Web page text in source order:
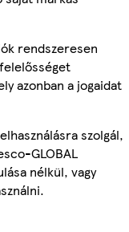
rendszeresen
azonban a jogaidat
szolgál,
GLOBAL
nélkül, vagy